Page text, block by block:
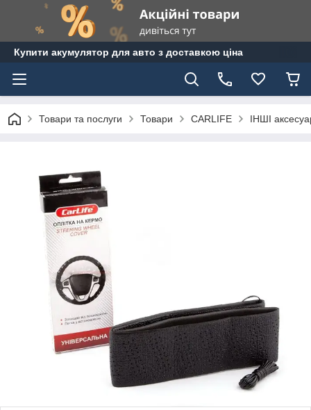
Купити акумулятор для авто з доставкою ціна
Товари та послуги Товари CARLIFE ІНШІ